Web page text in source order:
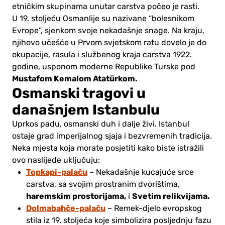
etničkim skupinama unutar carstva počeo je rasti.
U 19. stoljeću Osmanlije su nazivane “bolesnikom
Evrope”, sjenkom svoje nekadašnje snage. Na kraju,
njihovo učešće u Prvom svjetskom ratu dovelo je do
okupacije, rasula i službenog kraja carstva 1922.
godine, usponom moderne Republike Turske pod
Mustafom Kemalom Atatürkom.
Osmanski tragovi u
današnjem Istanbulu
Uprkos padu, osmanski duh i dalje živi. Istanbul
ostaje grad imperijalnog sjaja i bezvremenih tradicija.
Neka mjesta koja morate posjetiti kako biste istražili
ovo naslijeđe uključuju:
Topkapi-palaču – Nekadašnje kucajuće srce
carstva, sa svojim prostranim dvorištima,
haremskim prostorijama, i Svetim relikvijama.
Dolmabahče-palaču – Remek-djelo evropskog
stila iz 19. stoljeća koje simbolizira posljednju fazu